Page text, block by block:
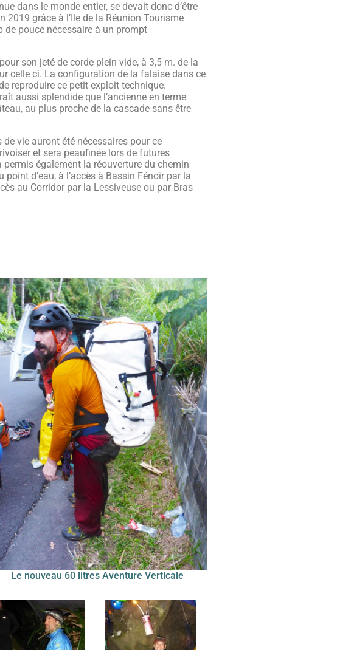
dans le monde entier, se devait donc d’être
2019 grâce à l’Ile de la Réunion Tourisme
de pouce nécessaire à un prompt
son jeté de corde plein vide, à 3,5 m. de la
celle ci. La configuration de la falaise dans ce
reproduire ce petit exploit technique.
aussi splendide que l’ancienne en terme
au plus proche de la cascade sans être
vie auront été nécessaires pour ce
et sera peaufinée lors de futures
également la réouverture du chemin
point d’eau, à l’accès à Bassin Fénoir par la
au Corridor par la Lessiveuse ou par Bras
Le nouveau 60 litres Aventure Verticale